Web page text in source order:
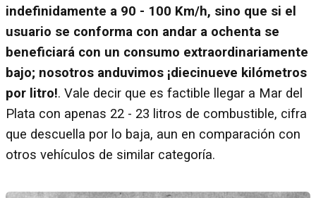
indefinidamente a 90 - 100 Km/h, sino que si el
usuario se conforma con andar a ochenta se
beneficiará con un consumo extraordinariamente
bajo; nosotros anduvimos ¡diecinueve kilómetros
por litro!. Vale decir que es factible llegar a Mar del
Plata con apenas 22 - 23 litros de combustible, cifra
que descuella por lo baja, aun en comparación con
otros vehículos de similar categoría.